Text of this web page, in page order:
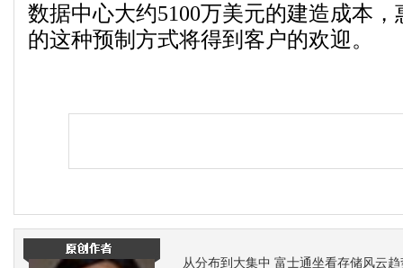
数据中心大约5100万美元的建造成本，
的这种预制方式将得到客户的欢迎。
从分布到大集中 富士通坐看存储风云趋